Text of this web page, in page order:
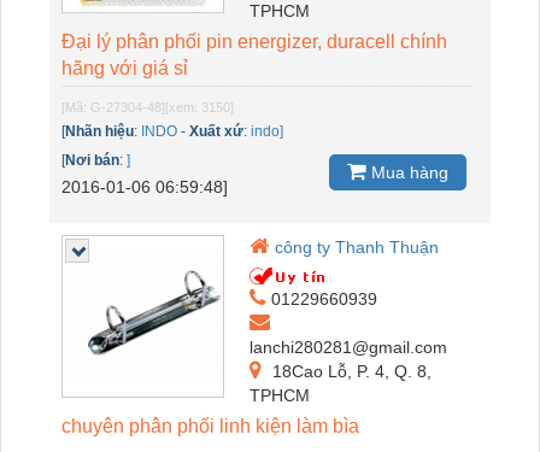
TPHCM
Đại lý phân phối pin energizer, duracell chính
hãng với giá sỉ
[Mã: G-27304-48][xem: 3150]
[Nhãn hiệu: INDO - Xuất xứ: indo]
[Nơi bán: ]
2016-01-06 06:59:48]
Mua hàng
công ty Thanh Thuận
01229660939
lanchi280281@gmail.com
18Cao Lỗ, P. 4, Q. 8,
TPHCM
chuyên phân phối linh kiện làm bìa